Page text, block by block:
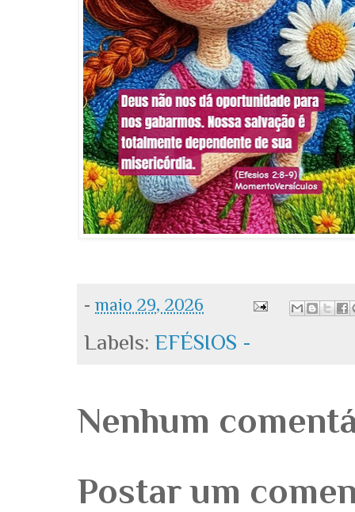
-maio 29, 2026
Labels:EFÉSIOS -
Nenhum
Postar um